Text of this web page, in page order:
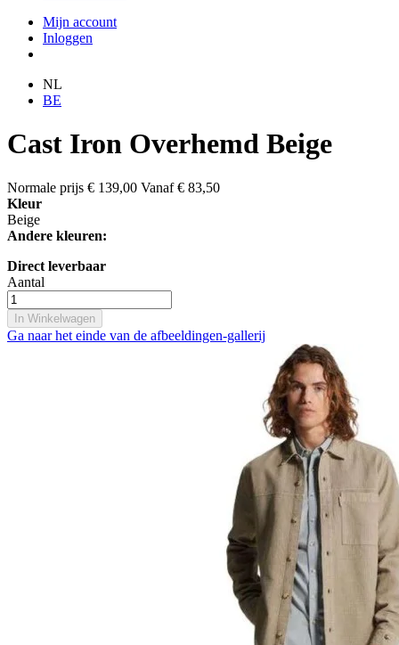
Mijn account
Inloggen
NL
BE
Cast Iron Overhemd Beige
Normale prijs € 139,00 Vanaf € 83,50
Kleur
Beige
Andere kleuren:
Direct leverbaar
Aantal
In Winkelwagen
Ga naar het einde van de afbeeldingen-gallerij